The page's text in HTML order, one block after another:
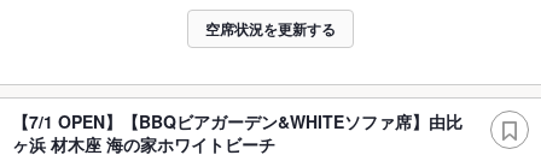
空席状況を更新する
【7/1 OPEN】【BBQビアガーデン&WHITEソファ席】由比
ヶ浜 材木座 海の家ホワイトビーチ